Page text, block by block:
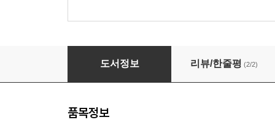
Classic Tales Second Edition: Level 1: The
도서정보 리뷰/한줄평 (2/2)
품목정보